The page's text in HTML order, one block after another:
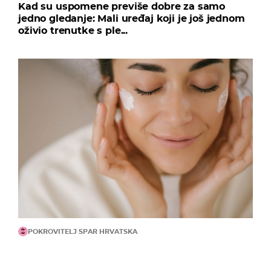
Kad su uspomene previše dobre za samo
jedno gledanje: Mali uređaj koji je još jednom
oživio trenutke s ple...
POKROVITELJ SPAR HRVATSKA